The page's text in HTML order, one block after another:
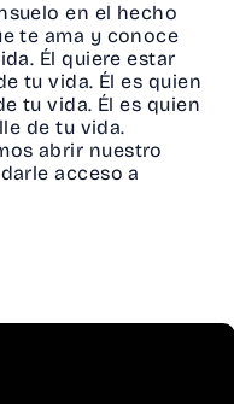
en el hecho
te ama y conoce
Él quiere estar
tu vida. Él es quien
tu vida. Él es quien
de tu vida.
abrir nuestro
acceso a